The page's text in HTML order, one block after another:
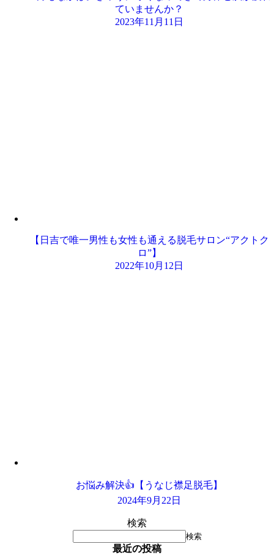
ていませんか？
2023年11月11日
【日吉で唯一男性も女性も通える脱毛サロン“アクトク
ロ”】
2022年10月12日
お悩み解決👍【うなじ襟足脱毛】
2024年9月22日
検索
検索
最近の投稿